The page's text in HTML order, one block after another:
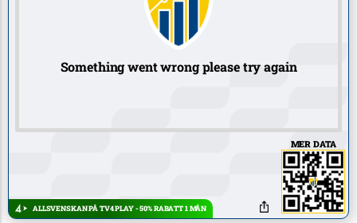
Something went wrong please try again
ALLSVENSKAN PÅ TV4 PLAY - 50% RABATT 1 MÅN
MER DATA